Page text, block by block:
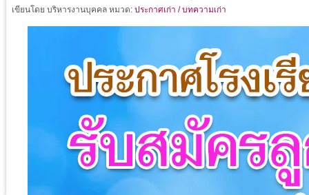
เขียนโดย บริหารงานบุคคล หมวด: ประกาศเก่า / บทความเก่า